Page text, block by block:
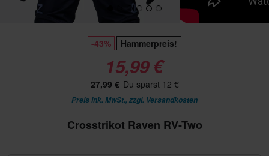
-43% Hammerpreis!
15,99 €
27,99 € Du sparst 12 €
Preis ink. MwSt., zzgl. Versandkosten
Crosstrikot Raven RV-Two